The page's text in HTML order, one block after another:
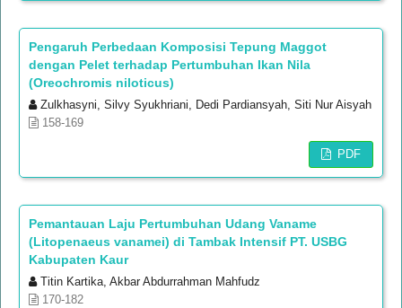
Pengaruh Perbedaan Komposisi Tepung Maggot
dengan Pelet terhadap Pertumbuhan Ikan Nila
(Oreochromis niloticus)
Zulkhasyni, Silvy Syukhriani, Dedi Pardiansyah, Siti Nur Aisyah
158-169
PDF
Pemantauan Laju Pertumbuhan Udang Vaname
(Litopenaeus vanamei) di Tambak Intensif PT. USBG
Kabupaten Kaur
Titin Kartika, Akbar Abdurrahman Mahfudz
170-182